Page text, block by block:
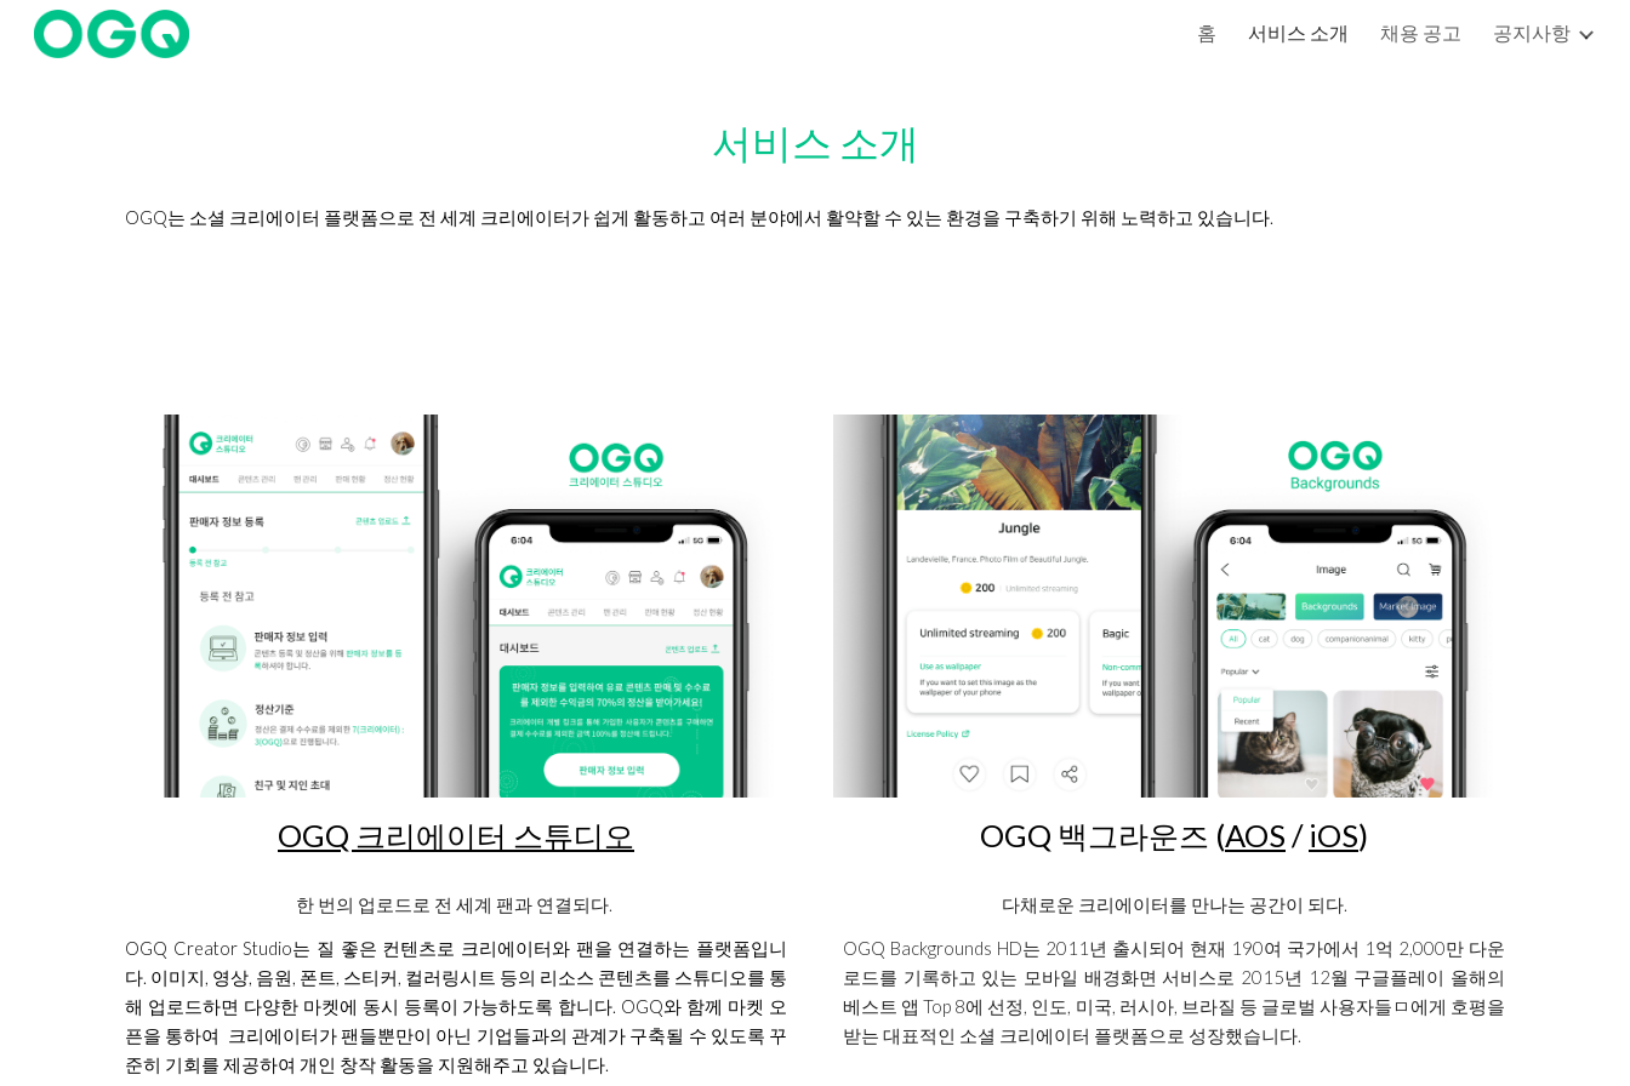
홈 서비스 소개 채용 공고 공지사항
서비스 소개
OGQ는 소셜 크리에이터 플랫폼으로 전 세계 크리에이터가 쉽게 활동하고 여러 분야에서 활약할 수 있는 환경을 구축하기 위해 노력하고 있습니다.
OGQ 크리에이터 스튜디오
한 번의 업로드로 전 세계 팬과 연결되다.
OGQ Creator Studio는 질 좋은 컨텐츠로 크리에이터와 팬을 연결하는 플랫폼입니
다. 이미지, 영상, 음원, 폰트, 스티커, 컬러링시트 등의 리소스 콘텐츠를 스튜디오를 통
해 업로드하면 다양한 마켓에 동시 등록이 가능하도록 합니다. OGQ와 함께 마켓 오
픈을 통하여 크리에이터가 팬들뿐만이 아닌 기업들과의 관계가 구축될 수 있도록 꾸
준히 기회를 제공하여 개인 창작 활동을 지원해주고 있습니다.
OGQ 백그라운즈 (AOS / iOS)
다채로운 크리에이터를 만나는 공간이 되다.
OGQ Backgrounds HD는 2011년 출시되어 현재 190여 국가에서 1억 2,000만 다운
로드를 기록하고 있는 모바일 배경화면 서비스로 2015년 12월 구글플레이 올해의
베스트 앱 Top 8에 선정, 인도, 미국, 러시아, 브라질 등 글로벌 사용자들ㅁ에게 호평을
받는 대표적인 소셜 크리에이터 플랫폼으로 성장했습니다.